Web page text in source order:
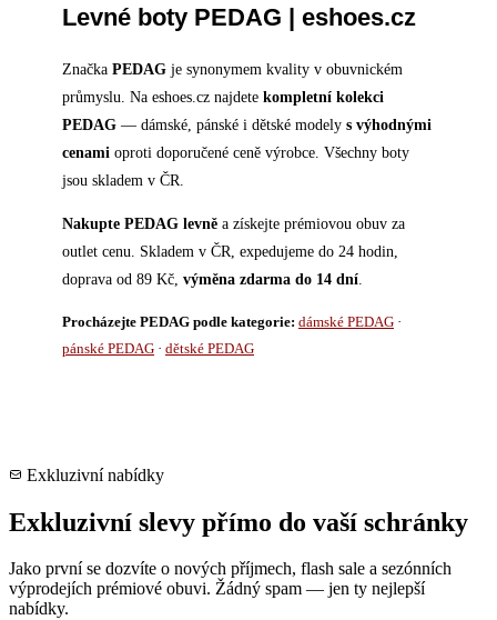
Levné boty PEDAG | eshoes.cz
Značka PEDAG je synonymem kvality v obuvnickém
průmyslu. Na eshoes.cz najdete kompletní kolekci
PEDAG — dámské, pánské i dětské modely s výhodnými
cenami oproti doporučené ceně výrobce. Všechny boty
jsou skladem v ČR.
Nakupte PEDAG levně a získejte prémiovou obuv za
outlet cenu. Skladem v ČR, expedujeme do 24 hodin,
doprava od 89 Kč, výměna zdarma do 14 dní
Procházejte PEDAG podle kategorie: dámské PEDAG ·
pánské PEDAG · dětské PEDAG
Exkluzivní nabídky
Exkluzivní slevy přímo do vaší schránky
Jako první se dozvíte o nových příjmech, flash sale a sezónních
výprodejích prémiové obuvi. Žádný spam — jen ty nejlepší
nabídky.